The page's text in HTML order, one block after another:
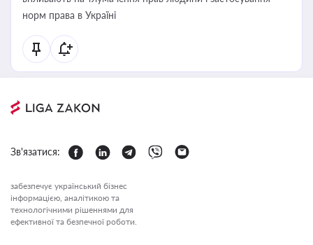
норм права в Україні
Зв'язатися:
забезпечує український бізнес
інформацією, аналітикою та
технологічними рішеннями для
ефективної та безпечної роботи.